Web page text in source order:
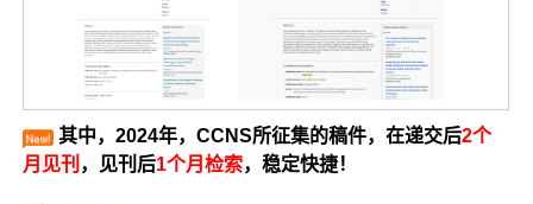
其中，2024年，CCNS所征集的稿件，在递交后2个
月见刊 ，见刊后1个月检索，稳定快捷！